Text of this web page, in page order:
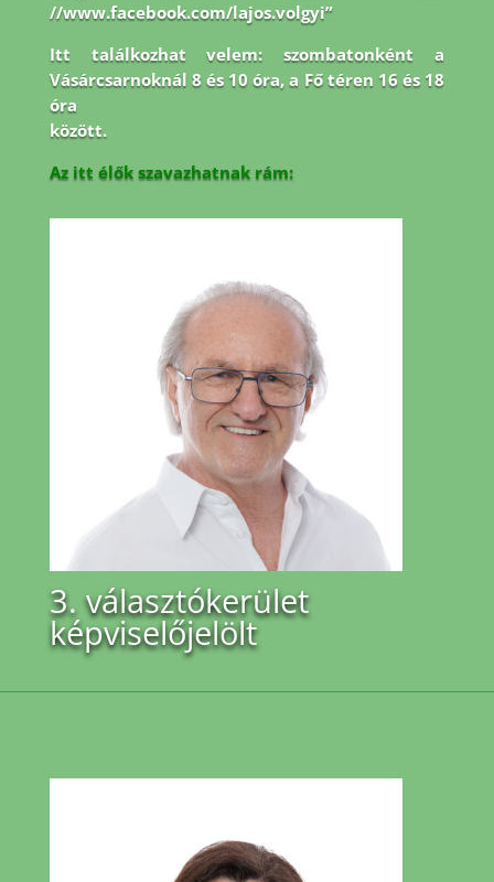
//www.facebook.com/lajos.volgyi”
Itt találkozhat velem: szombatonként a
Vásárcsarnoknál 8 és 10 óra, a Fő téren 16 és 18
óra
között.
Az itt élők szavazhatnak rám:
3. választókerület
képviselőjelölt